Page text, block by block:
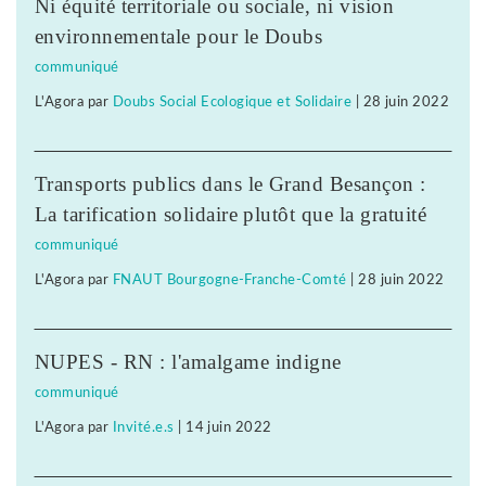
Ni équité territoriale ou sociale, ni vision
environnementale pour le Doubs
communiqué
L'Agora par Doubs Social Ecologique et Solidaire 28 juin 2022
Transports publics dans le Grand Besançon :
La tarification solidaire plutôt que la gratuité
communiqué
L'Agora par FNAUT Bourgogne-Franche-Comté 28 juin 2022
NUPES - RN : l'amalgame indigne
communiqué
L'Agora par Invité.e.s 14 juin 2022